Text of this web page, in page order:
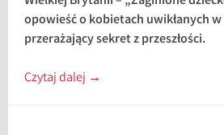
opowieść o kobietach uwikłanych
przerażający sekret z przeszłości.
Czytaj dalej →